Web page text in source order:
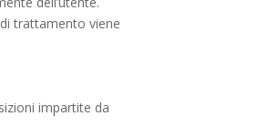
trattamento viene
impartite da